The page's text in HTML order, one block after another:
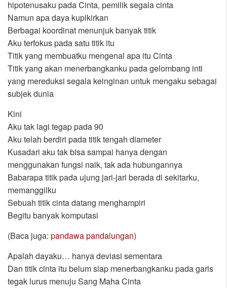
hipotenusaku pada Cinta, pemilik segala cinta
Namun apa daya kupikirkan
Berbagai koordinat menunjuk banyak titik
Aku terfokus pada satu titik itu
Titik yang membuatku mengenal apa itu Cinta
Titik yang akan menerbangkanku pada gelombang inti
yang mereduksi segala keinginan untuk mengaku sebagai
subjek dunia
Kini
Aku tak lagi tegap pada 90
Aku telah berdiri pada titik tengah diameter
Kusadari aku tak bisa sampai hanya dengan
menggunakan fungsi naik, tak ada hubungannya
Babarapa titik pada ujung jari-jari berada di sekitarku,
memanggilku
Sebuah titik cinta datang menghampiri
Begitu banyak komputasi
(Baca juga: pandawa pandalungan)
Apalah dayaku… hanya deviasi sementara
Dan titik cinta itu belum siap menerbangkanku pada garis
tegak lurus menuju Sang Maha Cinta